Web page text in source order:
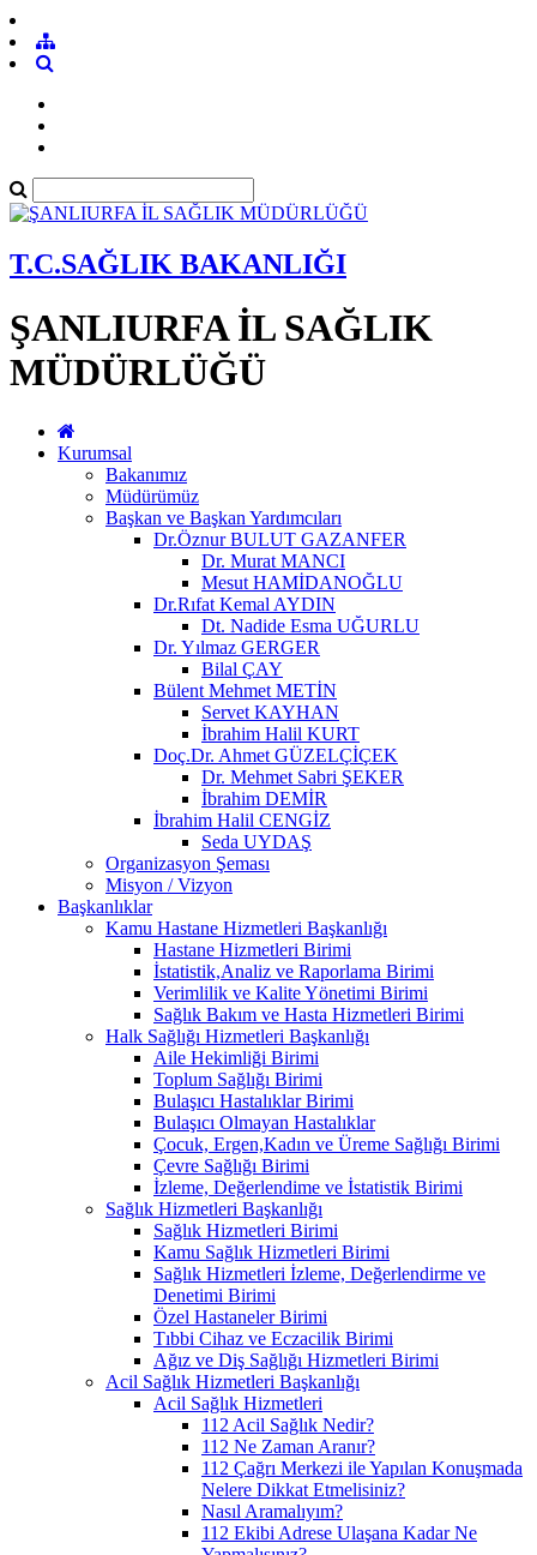
T.C.SAĞLIK BAKANLIĞI
ŞANLIURFA İL SAĞLIK
MÜDÜRLÜĞÜ
Kurumsal
Bakanımız
Müdürümüz
Başkan ve Başkan Yardımcıları
Dr.Öznur BULUT GAZANFER
Dr. Murat MANCI
Mesut HAMİDANOĞLU
Dr.Rıfat Kemal AYDIN
Dt. Nadide Esma UĞURLU
Dr. Yılmaz GERGER
Bilal ÇAY
Bülent Mehmet METİN
Servet KAYHAN
İbrahim Halil KURT
Doç.Dr. Ahmet GÜZELÇİÇEK
Dr. Mehmet Sabri ŞEKER
İbrahim DEMİR
İbrahim Halil CENGİZ
Seda UYDAŞ
Organizasyon Şeması
Misyon / Vizyon
Başkanlıklar
Kamu Hastane Hizmetleri Başkanlığı
Hastane Hizmetleri Birimi
İstatistik,Analiz ve Raporlama Birimi
Verimlilik ve Kalite Yönetimi Birimi
Sağlık Bakım ve Hasta Hizmetleri Birimi
Halk Sağlığı Hizmetleri Başkanlığı
Aile Hekimliği Birimi
Toplum Sağlığı Birimi
Bulaşıcı Hastalıklar Birimi
Bulaşıcı Olmayan Hastalıklar
Çocuk, Ergen,Kadın ve Üreme Sağlığı Birimi
Çevre Sağlığı Birimi
İzleme, Değerlendime ve İstatistik Birimi
Sağlık Hizmetleri Başkanlığı
Sağlık Hizmetleri Birimi
Kamu Sağlık Hizmetleri Birimi
Sağlık Hizmetleri İzleme, Değerlendirme ve
Denetimi Birimi
Özel Hastaneler Birimi
Tıbbi Cihaz ve Eczacilik Birimi
Ağız ve Diş Sağlığı Hizmetleri Birimi
Acil Sağlık Hizmetleri Başkanlığı
Acil Sağlık Hizmetleri
112 Acil Sağlık Nedir?
112 Ne Zaman Aranır?
112 Çağrı Merkezi ile Yapılan Konuşmada
Nelere Dikkat Etmelisiniz?
Nasıl Aramalıyım?
112 Ekibi Adrese Ulaşana Kadar Ne